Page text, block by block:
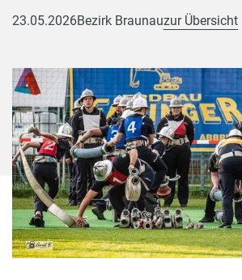
23.05.2026Bezirk Braunauzur Übersicht